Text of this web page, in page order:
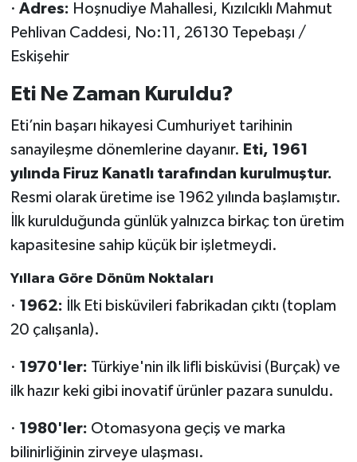
· Adres: Hoşnudiye Mahallesi, Kızılcıklı Mahmut
Pehlivan Caddesi, No:11, 26130 Tepebaşı /
Eskişehir
Eti Ne Zaman Kuruldu?
Eti’nin başarı hikayesi Cumhuriyet tarihinin
sanayileşme dönemlerine dayanır. Eti, 1961
yılında Firuz Kanatlı tarafından kurulmuştur.
Resmi olarak üretime ise 1962 yılında başlamıştır.
İlk kurulduğunda günlük yalnızca birkaç ton üretim
kapasitesine sahip küçük bir işletmeydi.
Yıllara Göre Dönüm Noktaları
· 1962: İlk Eti bisküvileri fabrikadan çıktı (toplam
20 çalışanla).
· 1970'ler: Türkiye'nin ilk lifli bisküvisi (Burçak) ve
ilk hazır keki gibi inovatif ürünler pazara sunuldu.
· 1980'ler: Otomasyona geçiş ve marka
bilinirliğinin zirveye ulaşması.